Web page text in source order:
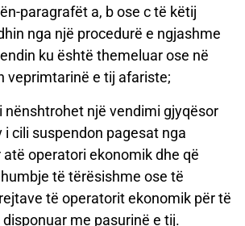
paragrafët a, b ose c të këtij
nga një procedurë e ngjashme
ku është themeluar ose në
veprimtarinë e tij afariste;
një vendimi gjyqësor
cili suspendon pagesat nga
operatori ekonomik dhe që
të tërësishme ose të
të operatorit ekonomik për të
me pasurinë e tij.